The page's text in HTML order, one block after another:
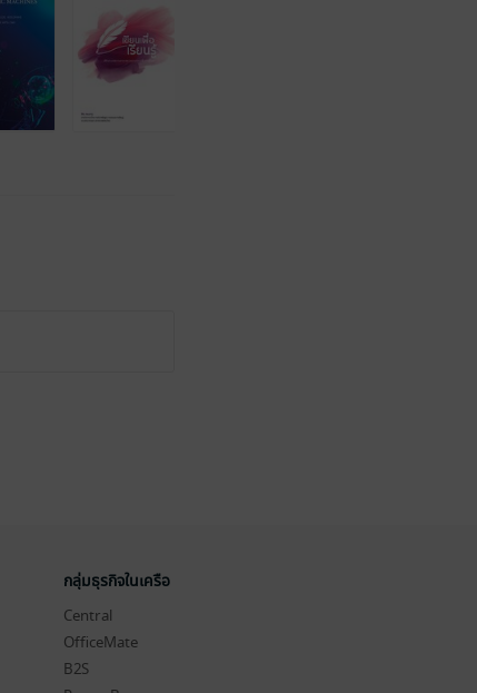
กลุ่มธุรกิจในเครือ
Central
OfficeMate
B2S